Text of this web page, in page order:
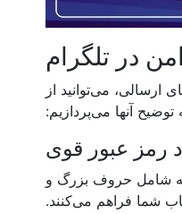
در تلگرام
می‌توانید از
آنها می‌پردازیم:
که شامل حروف بزرگ و
شما فراهم می‌کنند.